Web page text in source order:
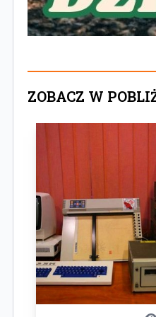
ZOBACZ W